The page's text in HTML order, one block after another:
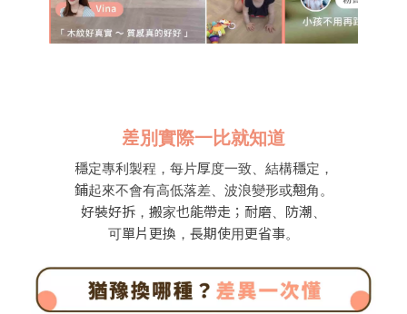
差別實際一比就知道
穩定專利製程，每片厚度一致、結構穩定，
鋪起來不會有高低落差、波浪變形或翹角。
好裝好拆，搬家也能帶走；耐磨、防潮、
可單片更換，長期使用更省事。